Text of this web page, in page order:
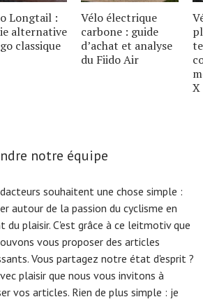
Longtail :
alternative
classique
Vélo électrique
carbone : guide
d’achat et analyse
du Fiido Air
X
notre équipe
souhaitent une chose simple :
autour de la passion du cyclisme en
du plaisir. C'est grâce à ce leitmotiv que
vous proposer des articles
Vous partagez notre état d'esprit ?
plaisir que nous vous invitons à
vos articles. Rien de plus simple : je